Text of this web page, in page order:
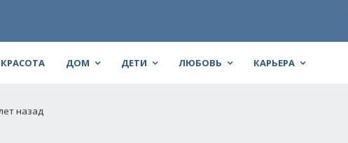
КРАСОТА ДОМ ДЕТИ ЛЮБОВЬ КАРЬЕРА
назад